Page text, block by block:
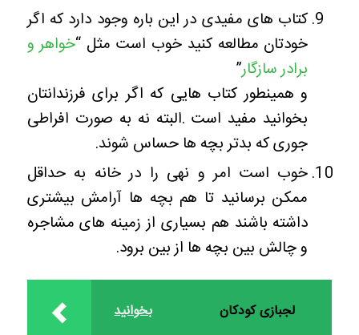
کتاب های مفیدی در این باره وجود دارد که اگر
خودتان مطالعه کنید خوب است مثل “خواهر و
برادر سازگار”
و همینطور کتاب هایی که اگر برای فرزندانتان
بخوانید مفید است .البته نه به صورت افراطی
جوری که بدتر بچه ها حساس شوند.
خوب است امر و نهی را در خانه به حداقل
ممکن برسانید تا هم بچه ها آرامش بیشتری
داشته باشند هم بسیاری از زمینه های مشاجره
و چالش بین بچه ها از بین برود.
بخوانید لجبازی کودکان